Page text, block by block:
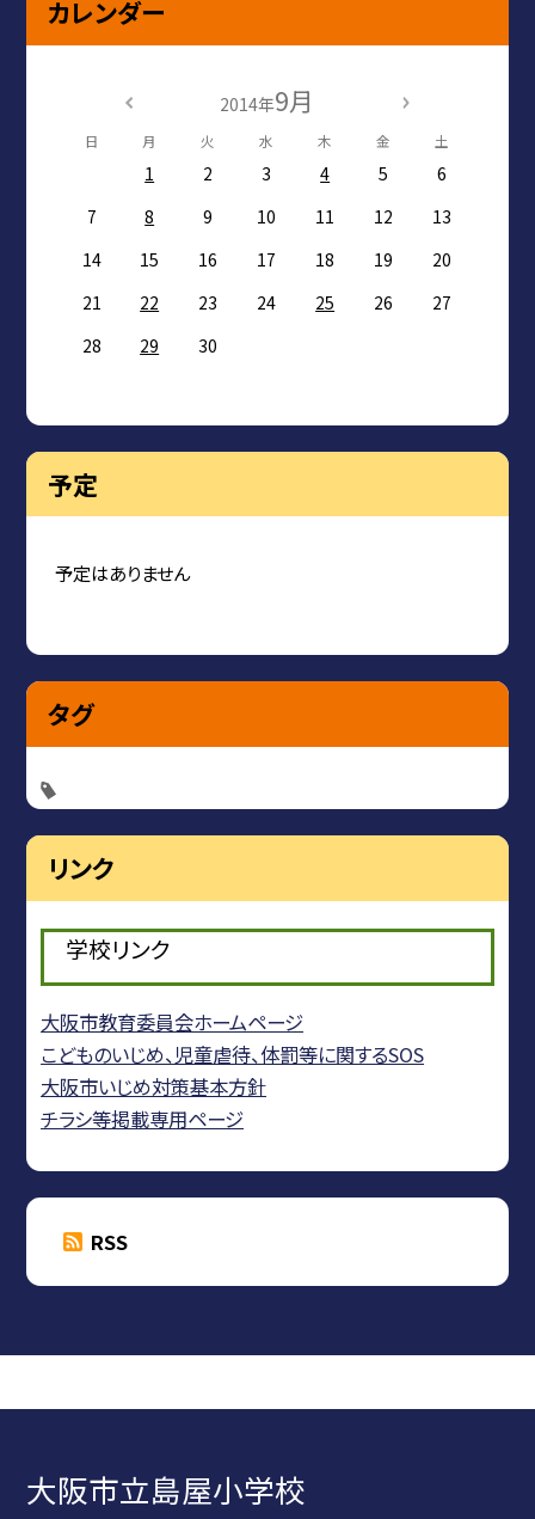
カレンダー
2014年9月
日 月 火 水 木 金 土
1 2 3 4 5
6
7
8 9 10 11 12
13
14
15 16 17 18 19
20
21
22 23 24 25 26
27
28
29 30
予定
予定はありません
タグ
リンク
学校リンク
大阪市教育委員会ホームページ
こどものいじめ、児童虐待、体罰等に関するSOS
大阪市いじめ対策基本方針
チラシ等掲載専用ページ
RSS
大阪市立島屋小学校